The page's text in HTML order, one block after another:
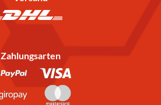
Zahlungsarten